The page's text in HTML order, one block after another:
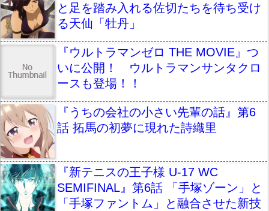
と足を踏み入れる佐切たちを待ち受け
る天仙「牡丹」
『ウルトラマンゼロ THE MOVIE』つ
いに公開！ ウルトラマンサンタクロ
ースも登場！！
『うちの会社の小さい先輩の話』第6
話 拓馬の初夢に現れた詩織里
『新テニスの王子様 U-17 WC
SEMIFINAL』第6話 「手塚ゾーン」と
「手塚ファントム」と融合させた新技